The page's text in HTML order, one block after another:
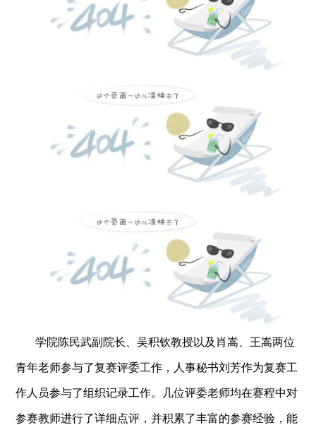
学院陈民武副院长、吴积钦教授以及肖嵩、王嵩两位
青年老师参与了复赛评委工作，人事秘书刘芳作为复赛工
作人员参与了组织记录工作。几位评委老师均在赛程中对
参赛教师进行了详细点评，并积累了丰富的参赛经验，能